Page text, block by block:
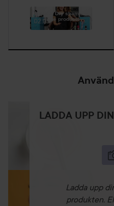
LIANCE Dry shampoo
– The products
02:05
LADDA UPP
Ladda upp
produkten.